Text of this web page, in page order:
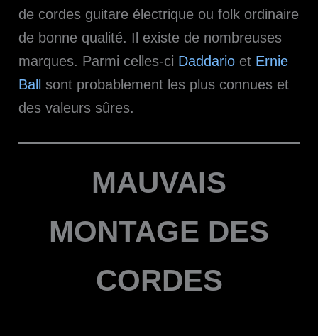
de cordes guitare électrique ou folk ordinaire
de bonne qualité. Il existe de nombreuses
marques. Parmi celles-ci Daddario et Ernie
Ball
sont probablement les plus connues et
des valeurs sûres.
MAUVAIS
MONTAGE DES
CORDES